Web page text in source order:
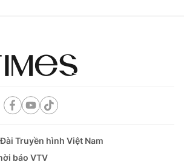
Đài Truyền hình Việt Nam
báo VTV